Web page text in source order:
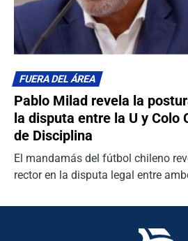
FUERA DEL ÁREA
Pablo Milad revela la
la disputa entre la U y Colo
de Disciplina
El mandamás del fútbol chileno
rector en la disputa legal entre